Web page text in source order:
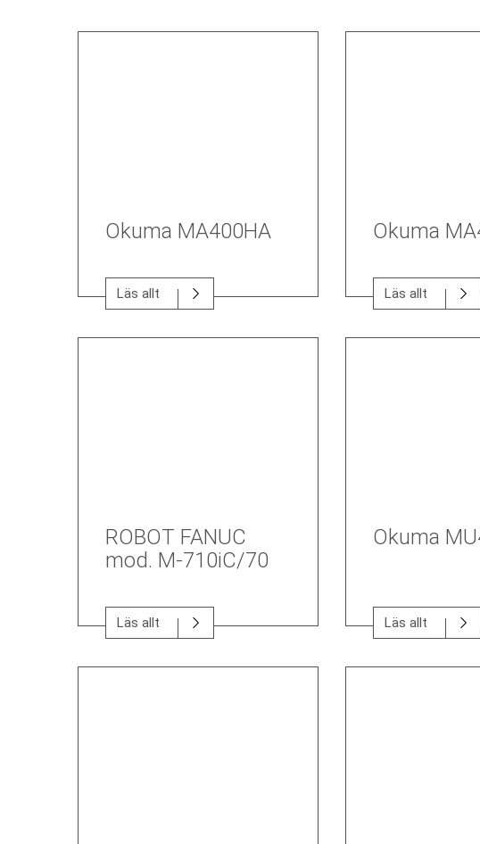
Okuma MA400HA
Läs allt
Okuma
Läs allt
ROBOT FANUC
mod. M-710iC/70
Läs allt
Okuma
Läs allt